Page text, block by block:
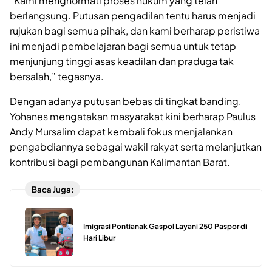
berlangsung. Putusan pengadilan tentu harus menjadi
rujukan bagi semua pihak, dan kami berharap peristiwa
ini menjadi pembelajaran bagi semua untuk tetap
menjunjung tinggi asas keadilan dan praduga tak
bersalah,” tegasnya.
Dengan adanya putusan bebas di tingkat banding,
Yohanes mengatakan masyarakat kini berharap Paulus
Andy Mursalim dapat kembali fokus menjalankan
pengabdiannya sebagai wakil rakyat serta melanjutkan
kontribusi bagi pembangunan Kalimantan Barat.
Baca Juga:
Imigrasi Pontianak Gaspol Layani 250 Paspor di
Hari Libur